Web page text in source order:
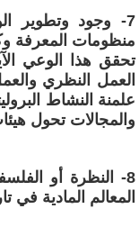
7- وجود وتطوير
منظومات المعرفة
تحقق هذا الوعي
العمل النظري
علمنة النشاط
والمجالات تحول
8- النظرة أو
المعالم المادية في